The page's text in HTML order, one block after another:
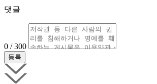
댓글
0 / 300